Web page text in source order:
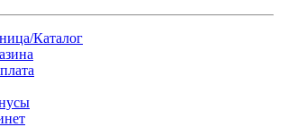
Каталог